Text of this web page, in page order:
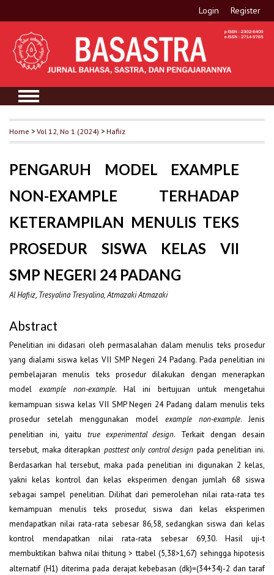
Login Register
Home >Vol 12, No 1 (2024) >Hafiiz
PENGARUH MODEL EXAMPLE
NON-EXAMPLE TERHADAP
KETERAMPILAN MENULIS TEKS
PROSEDUR SISWA KELAS VII
SMP NEGERI 24 PADANG
Al Hafiiz, Tresyalina Tresyalina, Atmazaki Atmazaki
Abstract
Penelitian ini didasari oleh permasalahan dalam menulis teks prosedur
yang dialami siswa kelas VII SMP Negeri 24 Padang. Pada penelitian ini
pembelajaran menulis teks prosedur dilakukan dengan menerapkan
model example non-example. Hal ini bertujuan untuk mengetahui
kemampuan siswa kelas VII SMP Negeri 24 Padang dalam menulis teks
prosedur setelah menggunakan model example non-example. Jenis
penelitian ini, yaitu true experimental design. Terkait dengan desain
tersebut, maka diterapkan posttest only control design pada penelitian ini.
Berdasarkan hal tersebut, maka pada penelitian ini digunakan 2 kelas,
yakni kelas kontrol dan kelas eksperimen dengan jumlah 68 siswa
sebagai sampel penelitian. Dilihat dari pemerolehan nilai rata-rata tes
kemampuan menulis teks prosedur, siswa dari kelas eksperimen
mendapatkan nilai rata-rata sebesar 86,58, sedangkan siswa dari kelas
kontrol mendapatkan nilai rata-rata sebesar 69,30. Hasil uji-t
membuktikan bahwa nilai thitung > ttabel(5,38>1,67) sehingga hipotesis
alternatif (H1) diterima pada derajat kebebasan (dk)=(34+34)-2 dan taraf